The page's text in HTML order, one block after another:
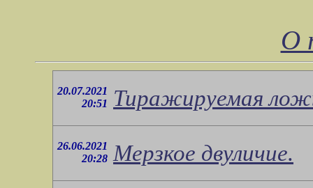
О
20.07.2021
20:51
Тиражируемая
26.06.2021
20:28 Мерзкое двуличие.